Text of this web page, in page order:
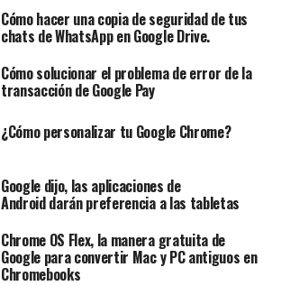
Cómo hacer una copia de seguridad de tus
chats de WhatsApp en Google Drive.
Cómo solucionar el problema de error de la
transacción de Google Pay
¿Cómo personalizar tu Google Chrome?
Google dijo, las aplicaciones de
Android darán preferencia a las tabletas
Chrome OS Flex, la manera gratuita de
Google para convertir Mac y PC antiguos en
Chromebooks